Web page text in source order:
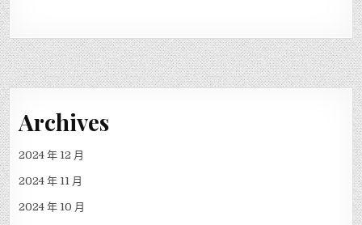
Archives
2024 年 12 月
2024 年 11 月
2024 年 10 月